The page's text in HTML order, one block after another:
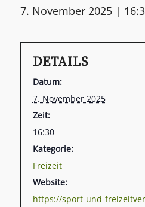
7. November 2025 |
DETAILS
Datum:
7. November 2025
Zeit:
16:30
Kategorie:
Freizeit
Website:
https://sport-und-